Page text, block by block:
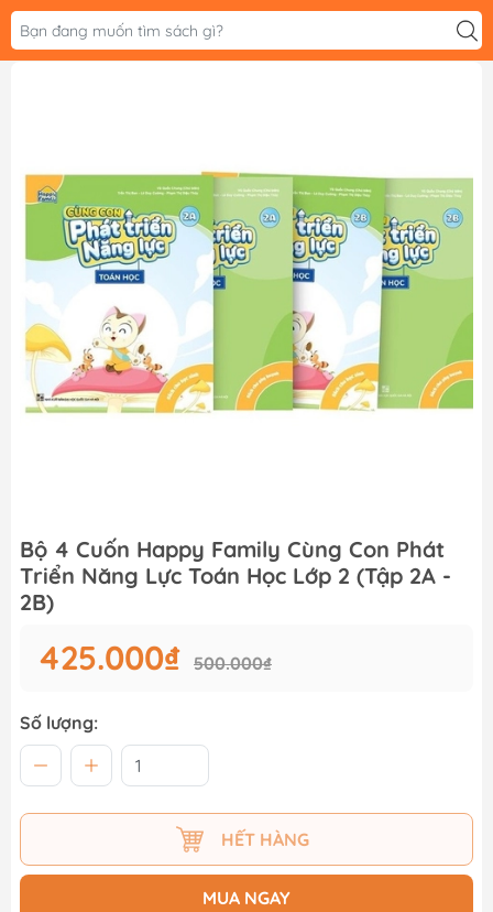
Bộ 4 Cuốn Happy Family Cùng Con Phát
Triển Năng Lực Toán Học Lớp 2 (Tập 2A -
2B)
425.000₫ 500.000₫
Số lượng:
HẾT HÀNG
MUA NGAY